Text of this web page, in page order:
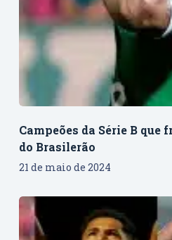
Campeões da Série B que
do Brasilerão
21 de maio de 2024